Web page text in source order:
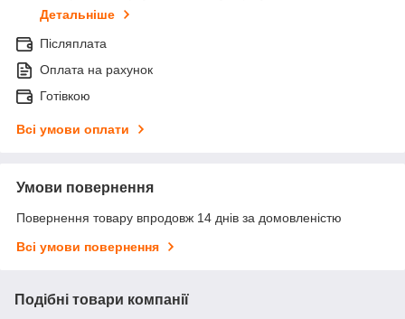
Детальніше
Післяплата
Оплата на рахунок
Готівкою
Всі умови оплати
Умови повернення
Повернення товару впродовж 14 днів за домовленістю
Всі умови повернення
Подібні товари компанії